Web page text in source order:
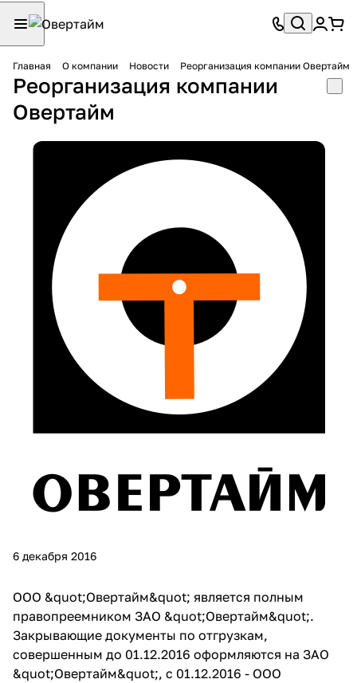
Главная О компании Новости Реорганизация компании Овертайм
Реорганизация компании
Овертайм
6 декабря 2016
ООО &quot;Овертайм&quot; является полным
правопреемником ЗАО &quot;Овертайм&quot;.
Закрывающие документы по отгрузкам,
совершенным до 01.12.2016 оформляются на ЗАО
&quot;Овертайм&quot;, с 01.12.2016 - ООО